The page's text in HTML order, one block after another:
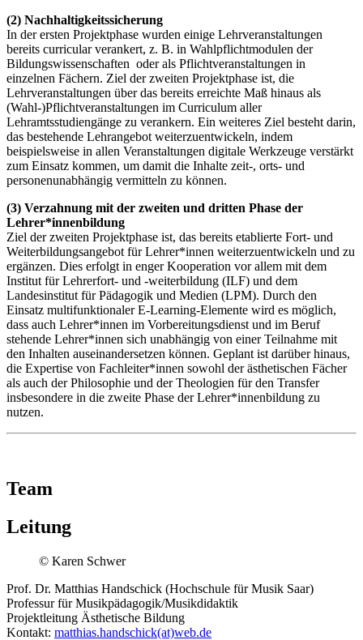
(2) Nachhaltigkeitssicherung
In der ersten Projektphase wurden einige Lehrveranstaltungen
bereits curricular verankert, z. B. in Wahlpflichtmodulen der
Bildungswissenschaften oder als Pflichtveranstaltungen in
einzelnen Fächern. Ziel der zweiten Projektphase ist, die
Lehrveranstaltungen über das bereits erreichte Maß hinaus als
(Wahl-)Pflichtveranstaltungen im Curriculum aller
Lehramtsstudiengänge zu verankern. Ein weiteres Ziel besteht darin,
das bestehende Lehrangebot weiterzuentwickeln, indem
beispielsweise in allen Veranstaltungen digitale Werkzeuge verstärkt
zum Einsatz kommen, um damit die Inhalte zeit-, orts- und
personenunabhängig vermitteln zu können.
(3) Verzahnung mit der zweiten und dritten Phase der
Lehrer*innenbildung
Ziel der zweiten Projektphase ist, das bereits etablierte Fort- und
Weiterbildungsangebot für Lehrer*innen weiterzuentwickeln und zu
ergänzen. Dies erfolgt in enger Kooperation vor allem mit dem
Institut für Lehrerfort- und -weiterbildung (ILF) und dem
Landesinstitut für Pädagogik und Medien (LPM). Durch den
Einsatz multifunktionaler E-Learning-Elemente wird es möglich,
dass auch Lehrer*innen im Vorbereitungsdienst und im Beruf
stehende Lehrer*innen sich unabhängig von einer Teilnahme mit
den Inhalten auseinandersetzen können. Geplant ist darüber hinaus,
die Expertise von Fachleiter*innen sowohl der ästhetischen Fächer
als auch der Philosophie und der Theologien für den Transfer
insbesondere in die zweite Phase der Lehrer*innenbildung zu
nutzen.
Team
Leitung
© Karen Schwer
Prof. Dr. Matthias Handschick (Hochschule für Musik Saar)
Professur für Musikpädagogik/Musikdidaktik
Projektleitung Ästhetische Bildung
Kontakt: matthias.handschick(at)web.de